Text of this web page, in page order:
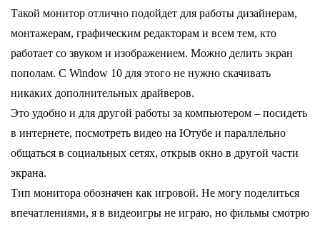
Такой монитор отлично подойдет для работы дизайнерам,
монтажерам, графическим редакторам и всем тем, кто
работает со звуком и изображением. Можно делить экран
пополам. С Window 10 для этого не нужно скачивать
никаких дополнительных драйверов.
Это удобно и для другой работы за компьютером – посидеть
в интернете, посмотреть видео на Ютубе и параллельно
общаться в социальных сетях, открыв окно в другой части
экрана.
Тип монитора обозначен как игровой. Не могу поделиться
впечатлениями, я в видеоигры не играю, но фильмы смотрю